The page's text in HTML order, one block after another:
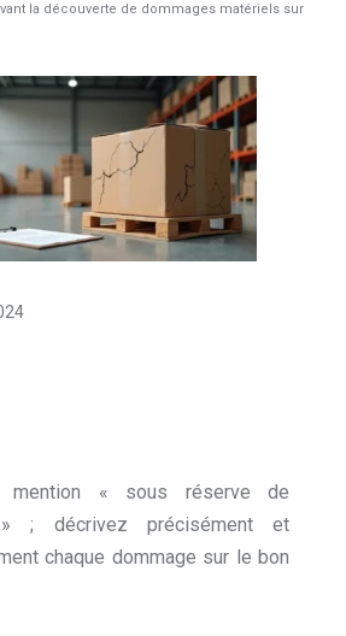
la découverte de dommages matériels sur
mention « sous réserve de
» ; décrivez précisément et
chaque dommage sur le bon